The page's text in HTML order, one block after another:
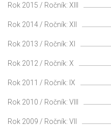
Rok 2015 / Ročník: XIII
Rok 2014 / Ročník: XII
Rok 2013 / Ročník: XI
Rok 2012 / Ročník: X
Rok 2011 / Ročník: IX
Rok 2010 / Ročník: VIII
Rok 2009 / Ročník: VII